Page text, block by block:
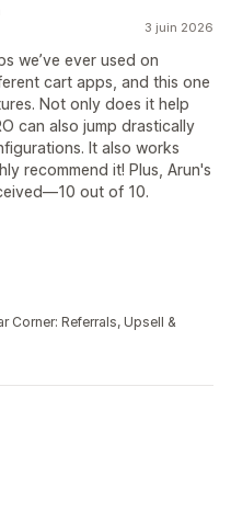
3 juin 2026
we’ve ever used on
cart apps, and this one
Not only does it help
can also jump drastically
It also works
recommend it! Plus, Arun's
out of 10.
Corner: Referrals, Upsell &